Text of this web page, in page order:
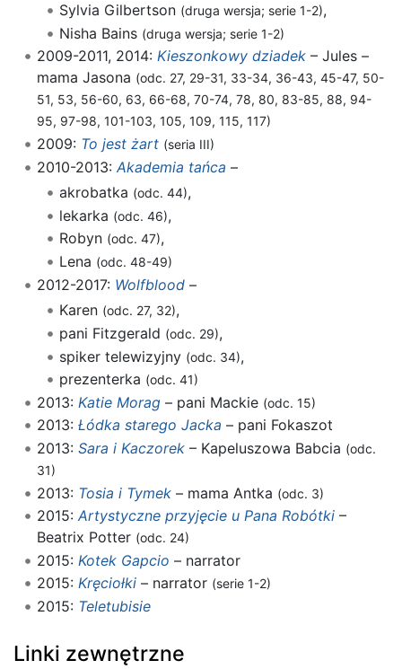
Sylvia Gilbertson (druga wersja; serie 1-2),
Nisha Bains (druga wersja; serie 1-2)
2009-2011, 2014: Kieszonkowy dziadek– Jules –
mama Jasona (odc. 27, 29-31, 33-34, 36-43, 45-47, 50-
51, 53, 56-60, 63, 66-68, 70-74, 78, 80, 83-85, 88, 94-
95, 97-98, 101-103, 105, 109, 115, 117)
2009: To jest żart (seria III)
2010-2013: Akademia tańca –
akrobatka (odc. 44),
lekarka (odc. 46),
Robyn (odc. 47),
Lena (odc. 48-49)
2012-2017: Wolfblood–
Karen (odc. 27, 32),
pani Fitzgerald (odc. 29),
spiker telewizyjny (odc. 34),
prezenterka (odc. 41)
2013: Katie Morag– pani Mackie (odc. 15)
2013: Łódka starego Jacka – pani Fokaszot
2013: Sara i Kaczorek– Kapeluszowa Babcia (odc.
31)
2013: Tosia i Tymek– mama Antka (odc. 3)
2015: Artystyczne przyjęcie u Pana Robótki–
Beatrix Potter (odc. 24)
2015: Kotek Gapcio – narrator
2015: Kręciołki– narrator (serie 1-2)
2015: Teletubisie
Linki zewnętrzne